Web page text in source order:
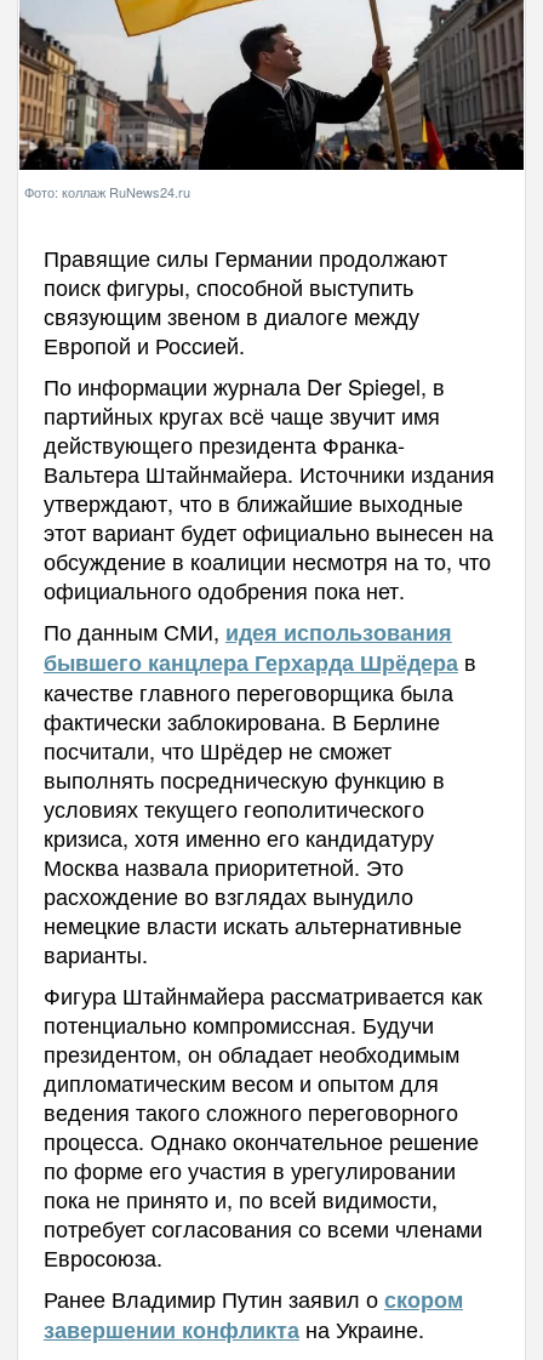
Фото: коллаж RuNews24.ru
Правящие силы Германии продолжают
поиск фигуры, способной выступить
связующим звеном в диалоге между
Европой и Россией.
По информации журнала Der Spiegel, в
партийных кругах всё чаще звучит имя
действующего президента Франка-
Вальтера Штайнмайера. Источники издания
утверждают, что в ближайшие выходные
этот вариант будет официально вынесен на
обсуждение в коалиции несмотря на то, что
официального одобрения пока нет.
По данным СМИ, идея использования
бывшего канцлера Герхарда Шрёдерав
качестве главного переговорщика была
фактически заблокирована. В Берлине
посчитали, что Шрёдер не сможет
выполнять посредническую функцию в
условиях текущего геополитического
кризиса, хотя именно его кандидатуру
Москва назвала приоритетной. Это
расхождение во взглядах вынудило
немецкие власти искать альтернативные
варианты.
Фигура Штайнмайера рассматривается как
потенциально компромиссная. Будучи
президентом, он обладает необходимым
дипломатическим весом и опытом для
ведения такого сложного переговорного
процесса. Однако окончательное решение
по форме его участия в урегулировании
пока не принято и, по всей видимости,
потребует согласования со всеми членами
Евросоюза.
Ранее Владимир Путин заявил оскором
завершении конфликтана Украине.